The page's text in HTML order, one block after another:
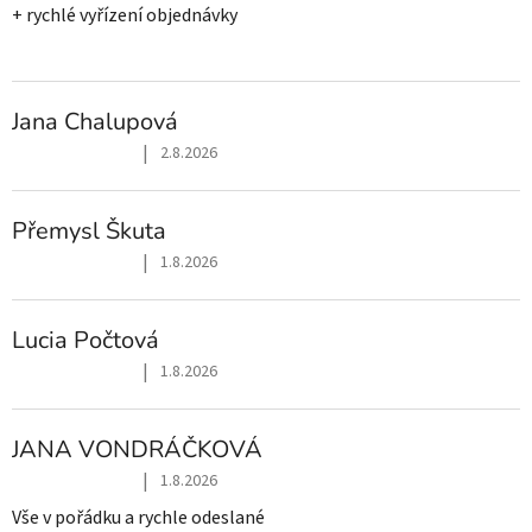
+ rychlé vyřízení objednávky
Jana Chalupová
Hodnocení obchodu je 5 z 5 hvězdiček.
| 2.8.2026
Přemysl Škuta
Hodnocení obchodu je 5 z 5 hvězdiček.
| 1.8.2026
Lucia Počtová
Hodnocení obchodu je 5 z 5 hvězdiček.
| 1.8.2026
JANA VONDRÁČKOVÁ
Hodnocení obchodu je 5 z 5 hvězdiček.
| 1.8.2026
Vše v pořádku a rychle odeslané